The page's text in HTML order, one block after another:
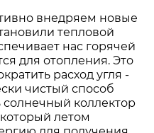
внедряем новые
тепловой
нас горячей
для отопления. Это
расход угля -
чистый способ
солнечный коллектор
летом